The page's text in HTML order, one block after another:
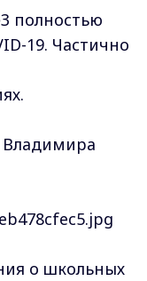
полностью
19. Частично
Владимира
о школьных